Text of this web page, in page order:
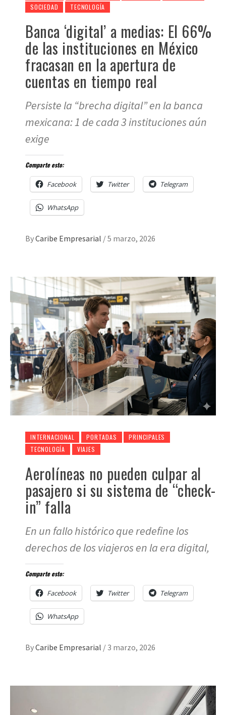
SOCIEDAD
TECNOLOGÍA
Banca ‘digital’ a medias: El 66%
de las instituciones en México
fracasan en la apertura de
cuentas en tiempo real
Persiste la “brecha digital” en la banca
mexicana: 1 de cada 3 instituciones aún
exige
Comparte esto:
Facebook Twitter Telegram
WhatsApp
ByCaribe Empresarial /5 marzo, 2026
INTERNACIONAL PORTADAS
PRINCIPALES
TECNOLOGÍA
VIAJES
Aerolíneas no pueden culpar al
pasajero si su sistema de “check-
in” falla
En un fallo histórico que redefine los
derechos de los viajeros en la era digital,
Comparte esto:
Facebook Twitter Telegram
WhatsApp
ByCaribe Empresarial / 3 marzo, 2026